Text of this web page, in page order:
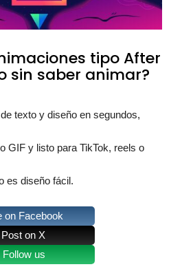
tipo After
sin saber animar?
texto y diseño en segundos,
GIF y listo para TikTok, reels o
es diseño fácil.
on Facebook
Post on X
Follow us